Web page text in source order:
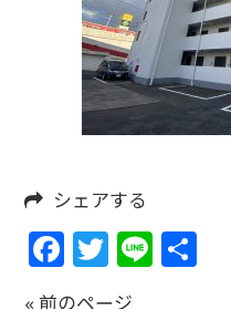
シェアする
Facebook
Twitter
Line
« 前のページ